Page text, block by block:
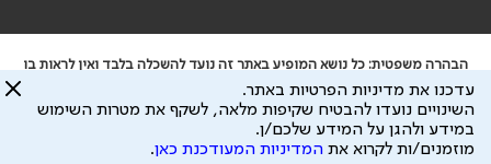
הבהרה משפטית: כל נושא המופיע באתר זה נועד להשכלה בלבד ואין לראות בו
ייעוץ רפואי או משפטי. אין הר"י אחראית לתוכן המתפרסם באתר זה ולכל נזק
שעלול להיגרם.
ידוע לי שהר"י אוספת ושומרת מידע אישי לצורך מתן השרות וכי חלק ממנו עשוי
להיות מועבר לצדדים שלישיים, הכל בכפוף למדיניות הפרטיות
עדכנו את מדיניות הפרטיות באתר.
השינויים נועדו להבטיח שקיפות מלאה, לשקף את מטרות השימוש
במידע ולהגן על המידע שלכם/ן.
מוזמנים/ות לקרוא את המדיניות המעודכנת כאן.